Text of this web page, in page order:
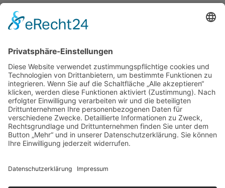
Implantate können zwar keine Karies bekommen,
Zahnfleischentzündungen schrecken aber auch vor ihnen
erkennen und – wenn nötig – Gegenmaßnahmen
einzuleiten.
So wie auch ein hochwertiges Auto regelmäßig gewartet
werden muss, werden Ihre Implantate bei uns langfristig
professionell gepflegt und betreut.
Thomas-Müntzer-Straße 40, 36404 Vacha, Tel. 036962 -